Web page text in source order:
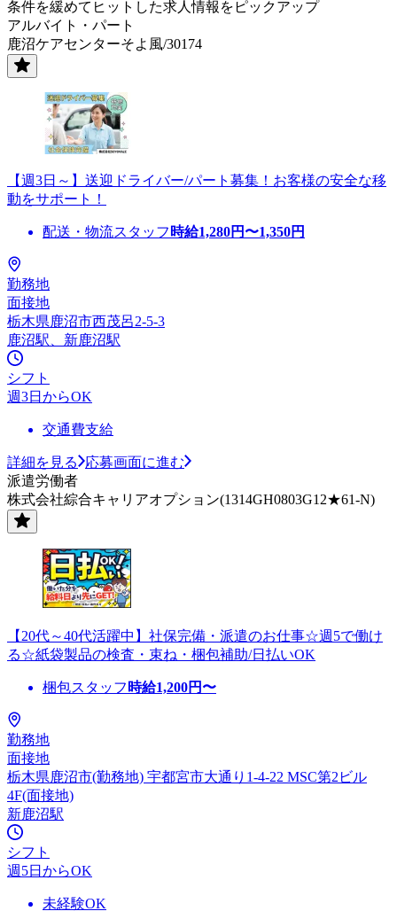
条件を緩めてヒットした求人情報をピックアップ
アルバイト・パート
鹿沼ケアセンターそよ風/30174
【週3日～】送迎ドライバー/パート募集！お客様の安全な移
動をサポート！
配送・物流スタッフ 時給1,280円〜1,350円
勤務地
面接地
栃木県鹿沼市西茂呂2-5-3
鹿沼駅、新鹿沼駅
シフト
週3日からOK
交通費支給
詳細を見る
応募画面に進む
派遣労働者
株式会社綜合キャリアオプション(1314GH0803G12★61-N)
【20代～40代活躍中】社保完備・派遣のお仕事☆週5で働け
る☆紙袋製品の検査・束ね・梱包補助/日払いOK
梱包スタッフ 時給1,200円〜
勤務地
面接地
栃木県鹿沼市(勤務地) 宇都宮市大通り1-4-22 MSC第2ビル
4F(面接地)
新鹿沼駅
シフト
週5日からOK
未経験OK